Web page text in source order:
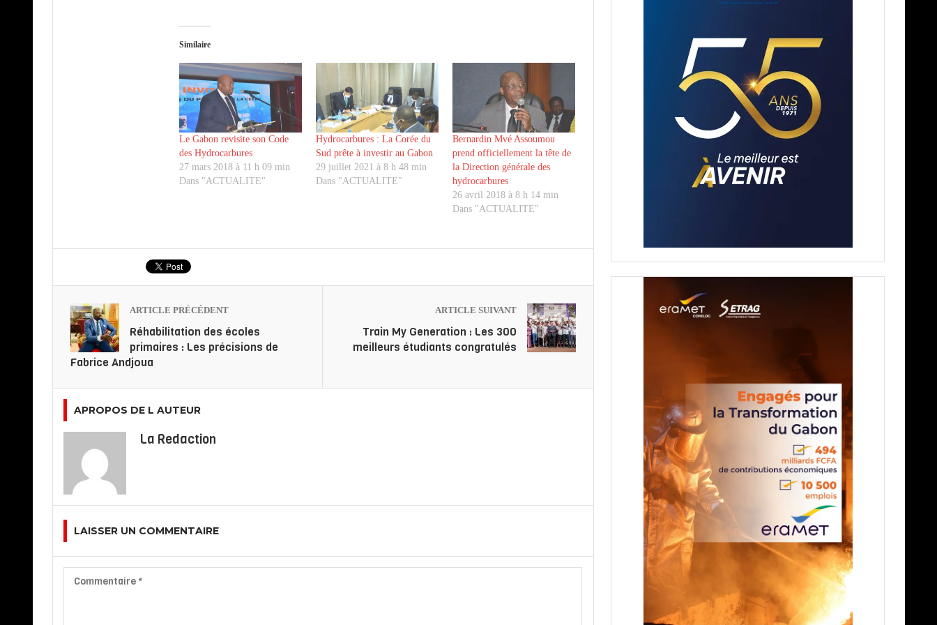
Similaire
Le Gabon revisite son Code
des Hydrocarbures
27 mars 2018 à 11 h 09 min
Dans "ACTUALITE"
Hydrocarbures : La Corée du
Sud prête à investir au Gabon
29 juillet 2021 à 8 h 48 min
Dans "ACTUALITE"
Bernardin Mvé Assoumou
prend officiellement la tête de
la Direction générale des
hydrocarbures
26 avril 2018 à 8 h 14 min
Dans "ACTUALITE"
ARTICLE PRÉCÉDENT
Réhabilitation des écoles
primaires : Les précisions de
Fabrice Andjoua
ARTICLE SUIVANT
Train My Generation : Les 300
meilleurs étudiants congratulés
APROPOS DE L AUTEUR
La Redaction
LAISSER UN COMMENTAIRE